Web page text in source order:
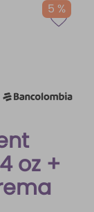
5 %
oz +